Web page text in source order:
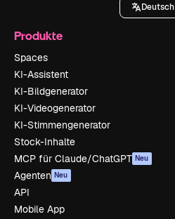
Deutsch
Produkte
Spaces
KI-Assistent
KI-Bildgenerator
KI-Videogenerator
KI-Stimmengenerator
Stock-Inhalte
MCP für Claude/ChatGPT Neu
Agenten Neu
API
Mobile App